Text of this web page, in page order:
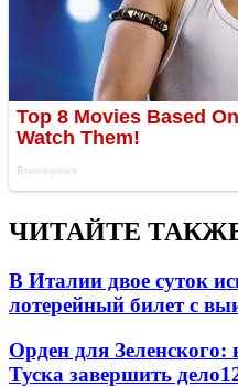
ЧИТАЙТЕ
В Италии двое суток
лотерейный билет с
Орден для
Туска завершить дело